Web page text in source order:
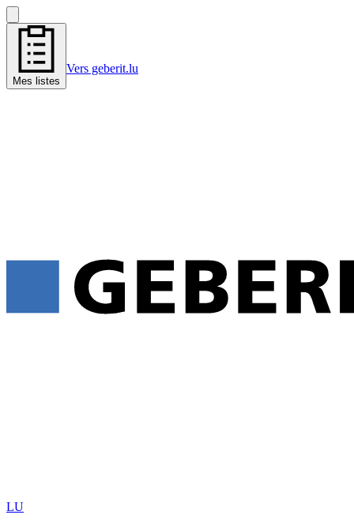
Mes listes
Vers geberit.lu
LU